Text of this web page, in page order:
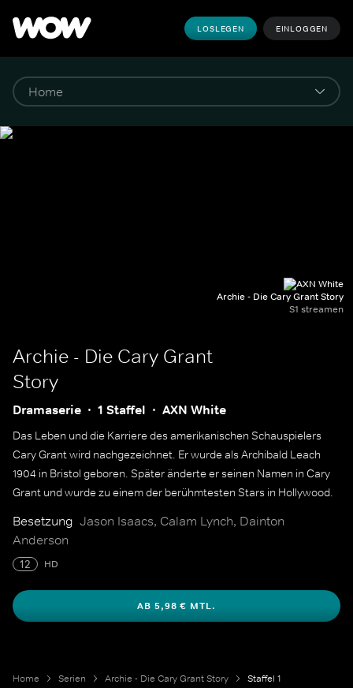
LOSLEGEN EINLOGGEN
Archie - Die Cary Grant Story
S1 streamen
Archie - Die Cary Grant
Story
Dramaserie 1 Staffel AXN White
Das Leben und die Karriere des amerikanischen Schauspielers
Cary Grant wird nachgezeichnet. Er wurde als Archibald Leach
1904 in Bristol geboren. Später änderte er seinen Namen in Cary
Grant und wurde zu einem der berühmtesten Stars in Hollywood.
Besetzung Jason Isaacs, Calam Lynch, Dainton
Anderson
12 HD
AB 5,98 € MTL.
Home Serien Archie - Die Cary Grant Story Staffel 1